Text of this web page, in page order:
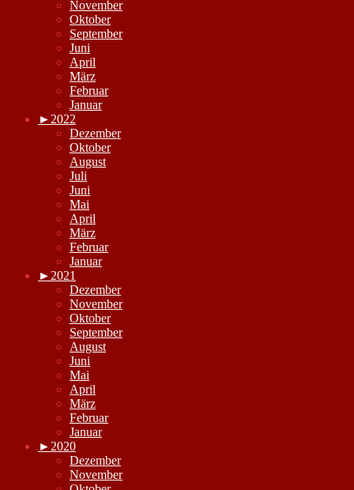
November
Oktober
September
Juni
April
März
Februar
Januar
► 2022
Dezember
Oktober
August
Juli
Juni
Mai
April
März
Februar
Januar
► 2021
Dezember
November
Oktober
September
August
Juni
Mai
April
März
Februar
Januar
► 2020
Dezember
November